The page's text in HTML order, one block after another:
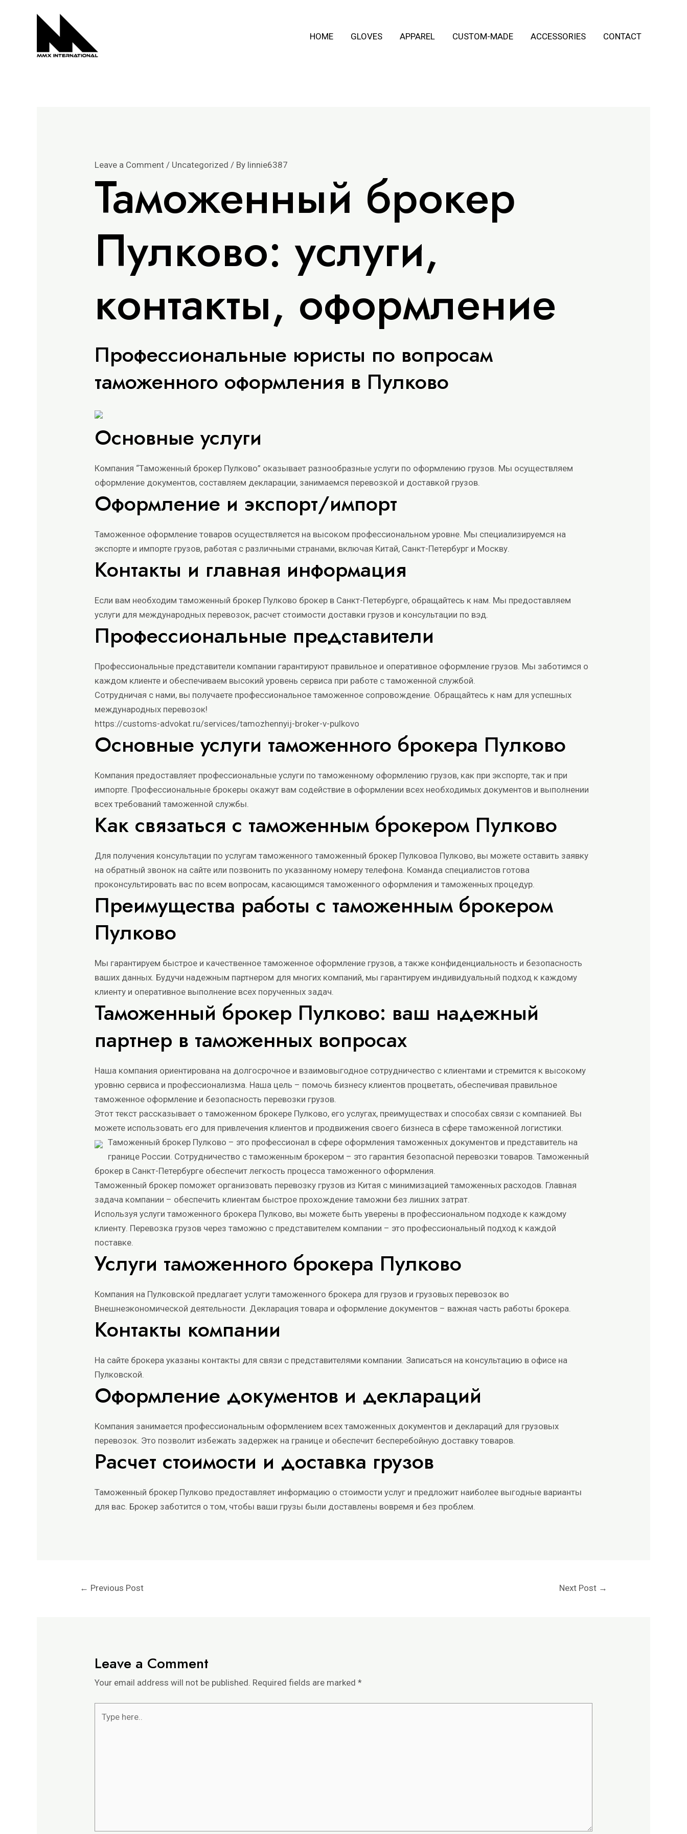
HOME GLOVES APPAREL CUSTOM-MADE ACCESSORIES CONTACT
Leave a Comment / Uncategorized / By linnie6387
Таможенный брокер
Пулково: услуги,
контакты, оформление
Профессиональные юристы по вопросам
таможенного оформления в Пулково
Основные услуги
Компания “Таможенный брокер Пулково” оказывает разнообразные услуги по оформлению грузов. Мы осуществляем
оформление документов, составляем декларации, занимаемся перевозкой и доставкой грузов.
Оформление и экспорт/импорт
Таможенное оформление товаров осуществляется на высоком профессиональном уровне. Мы специализируемся на
экспорте и импорте грузов, работая с различными странами, включая Китай, Санкт-Петербург и Москву.
Контакты и главная информация
Если вам необходимтаможенный брокер Пулково брокер в Санкт-Петербурге, обращайтесь к нам. Мы предоставляем
услуги для международных перевозок, расчет стоимости доставки грузов и консультации по вэд.
Профессиональные представители
Профессиональные представители компании гарантируют правильное и оперативное оформление грузов. Мы заботимся о
каждом клиенте и обеспечиваем высокий уровень сервиса при работе с таможенной службой.
Сотрудничая с нами, вы получаете профессиональное таможенное сопровождение. Обращайтесь к нам для успешных
международных перевозок!
https://customs-advokat.ru/services/tamozhennyij-broker-v-pulkovo
Основные услуги таможенного брокера Пулково
Компания предоставляет профессиональные услуги по таможенному оформлению грузов, как при экспорте, так и при
импорте. Профессиональные брокеры окажут вам содействие в оформлении всех необходимых документов и выполнении
всех требований таможенной службы.
Как связаться с таможенным брокером Пулково
Для получения консультации по услугам таможенноготаможенный брокер Пулковоа Пулково, вы можете оставить заявку
на обратный звонок на сайте или позвонить по указанному номеру телефона. Команда специалистов готова
проконсультировать вас по всем вопросам, касающимся таможенного оформления и таможенных процедур.
Преимущества работы с таможенным брокером
Пулково
Мы гарантируем быстрое и качественное таможенное оформление грузов, а также конфиденциальность и безопасность
ваших данных. Будучи надежным партнером для многих компаний, мы гарантируем индивидуальный подход к каждому
клиенту и оперативное выполнение всех порученных задач.
Таможенный брокер Пулково: ваш надежный
партнер в таможенных вопросах
Наша компания ориентирована на долгосрочное и взаимовыгодное сотрудничество с клиентами и стремится к высокому
уровню сервиса и профессионализма. Наша цель – помочь бизнесу клиентов процветать, обеспечивая правильное
таможенное оформление и безопасность перевозки грузов.
Этот текст рассказывает о таможенном брокере Пулково, его услугах, преимуществах и способах связи с компанией. Вы
можете использовать его для привлечения клиентов и продвижения своего бизнеса в сфере таможенной логистики.
Таможенный брокер Пулково – это профессионал в сфере оформления таможенных документов и представитель на
границе России. Сотрудничество с таможенным брокером – это гарантия безопасной перевозки товаров. Таможенный
брокер в Санкт-Петербурге обеспечит легкость процесса таможенного оформления.
Таможенный брокер поможет организовать перевозку грузов из Китая с минимизацией таможенных расходов. Главная
задача компании – обеспечить клиентам быстрое прохождение таможни без лишних затрат.
Используя услуги таможенного брокера Пулково, вы можете быть уверены в профессиональном подходе к каждому
клиенту. Перевозка грузов через таможню с представителем компании – это профессиональный подход к каждой
поставке.
Услуги таможенного брокера Пулково
Компания на Пулковской предлагает услуги таможенного брокера для грузов и грузовых перевозок во
Внешнеэкономической деятельности. Декларация товара и оформление документов – важная часть работы брокера.
Контакты компании
На сайте брокера указаны контакты для связи с представителями компании. Записаться на консультацию в офисе на
Пулковской.
Оформление документов и деклараций
Компания занимается профессиональным оформлением всех таможенных документов и деклараций для грузовых
перевозок. Это позволит избежать задержек на границе и обеспечит бесперебойную доставку товаров.
Расчет стоимости и доставка грузов
Таможенный брокер Пулково предоставляет информацию о стоимости услуг и предложит наиболее выгодные варианты
для вас. Брокер заботится о том, чтобы ваши грузы были доставлены вовремя и без проблем.
navigation
← Previous Post Next Post →
Leave a Comment
Your email address will not be published. Required fields are marked*
here..